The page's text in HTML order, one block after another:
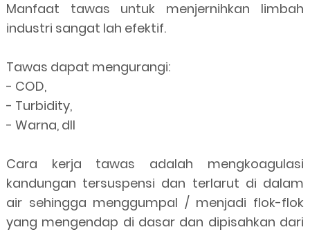
Manfaat tawas untuk menjernihkan limbah
industri sangat lah efektif.
Tawas dapat mengurangi:
- COD,
- Turbidity,
- Warna, dll
Cara kerja tawas adalah mengkoagulasi
kandungan tersuspensi dan terlarut di dalam
air sehingga menggumpal / menjadi flok-flok
yang mengendap di dasar dan dipisahkan dari